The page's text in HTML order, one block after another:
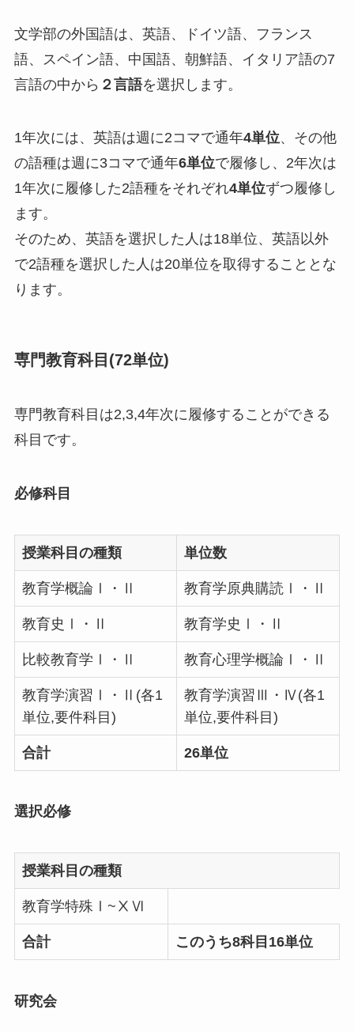
文学部の外国語は、英語、ドイツ語、フランス
語、スペイン語、中国語、朝鮮語、イタリア語の7
言語の中から ２言語を選択します。
1年次には、英語は週に2コマで通年4単位、その他
の語種は週に3コマで通年6単位で履修し、2年次は
1年次に履修した2語種をそれぞれ4単位ずつ履修し
ます。
そのため、英語を選択した人は18単位、英語以外
で2語種を選択した人は20単位を取得することとな
ります。
専門教育科目(72単位)
専門教育科目は2,3,4年次に履修することができる
科目です。
必修科目
授業科目の種類 単位数
教育学概論Ⅰ・Ⅱ 教育学原典購読Ⅰ・Ⅱ
教育史Ⅰ・Ⅱ 教育学史Ⅰ・Ⅱ
比較教育学Ⅰ・Ⅱ 教育心理学概論Ⅰ・Ⅱ
教育学演習Ⅰ・Ⅱ(各1
単位,要件科目)
教育学演習Ⅲ・Ⅳ(各1
単位,要件科目)
合計 26単位
選択必修
授業科目の種類
教育学特殊Ⅰ~ⅩⅥ
合計 このうち8科目16単位
研究会